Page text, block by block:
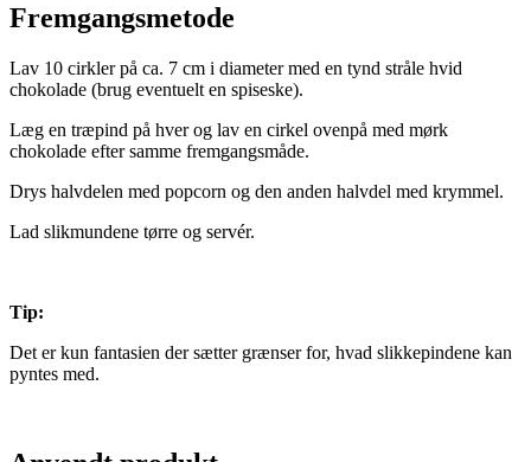
Fremgangsmetode
Lav 10 cirkler på ca. 7 cm i diameter med en tynd stråle hvid
chokolade (brug eventuelt en spiseske).
Læg en træpind på hver og lav en cirkel ovenpå med mørk
chokolade efter samme fremgangsmåde.
Drys halvdelen med popcorn og den anden halvdel med krymmel.
Lad slikmundene tørre og servér.
Tip:
Det er kun fantasien der sætter grænser for, hvad slikkepindene kan
pyntes med.